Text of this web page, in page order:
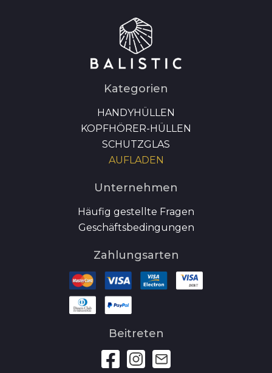
Kategorien
HANDYHÜLLEN
KOPFHÖRER-HÜLLEN
SCHUTZGLAS
AUFLADEN
Unternehmen
Häufig gestellte Fragen
Geschäftsbedingungen
Zahlungsarten
Beitreten